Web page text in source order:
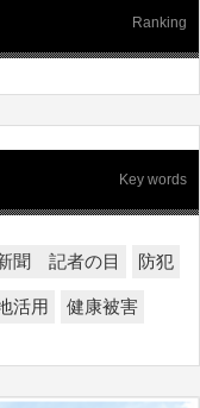
Ranking
Key words
聞 記者の目 防犯
活用 健康被害